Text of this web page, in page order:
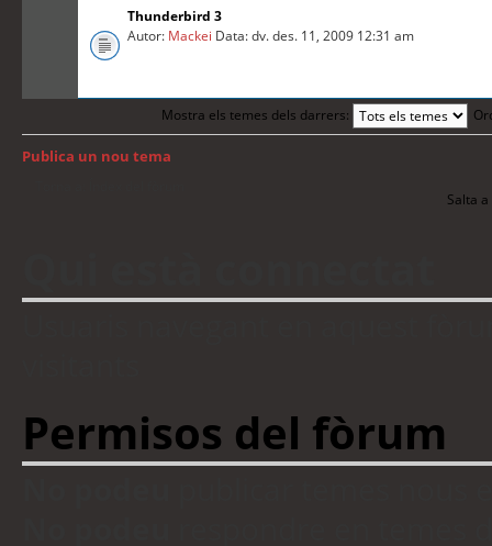
Thunderbird 3
Autor: Mackei Data: dv. des. 11, 2009 12:31 am
Mostra els temes dels darrers:
Publica un nou tema
Salta a
Permisos del fòrum